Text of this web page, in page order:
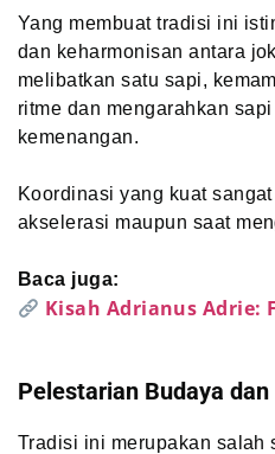
Yang membuat tradisi ini
dan keharmonisan antara
melibatkan satu sapi,
ritme dan mengarahkan
kemenangan.
Koordinasi yang kuat
akselerasi maupun saat
Baca juga:
Kisah Adrianus Adrie:
Pelestarian Budaya
Tradisi ini merupakan salah